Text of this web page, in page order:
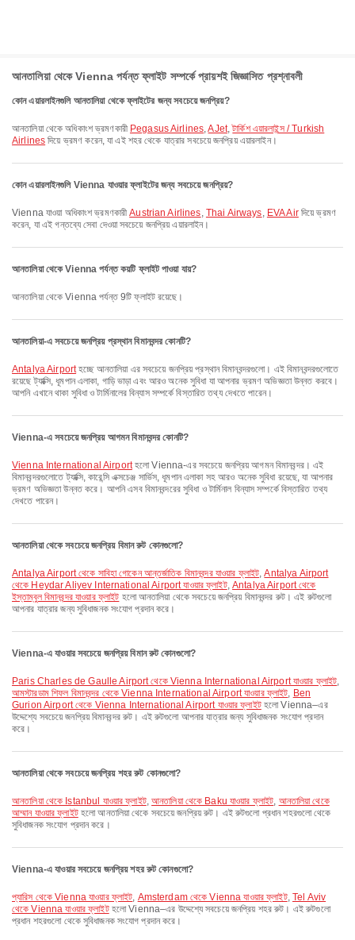
আনতালিয়া থেকে Vienna পর্যন্ত ফ্লাইট সম্পর্কে প্রায়শই জিজ্ঞাসিত প্রশ্নাবলী
কোন এয়ারলাইনগুলি আনতালিয়া থেকে ফ্লাইটের জন্য সবচেয়ে জনপ্রিয়?
আনতালিয়া থেকে অধিকাংশ ভ্রমণকারী Pegasus Airlines,AJet,টার্কিশ এয়ারলাইন্স / Turkish
Airlines দিয়ে ভ্রমণ করেন, যা এই শহর থেকে যাত্রার সবচেয়ে জনপ্রিয় এয়ারলাইন।
কোন এয়ারলাইনগুলি Vienna যাওয়ার ফ্লাইটের জন্য সবচেয়ে জনপ্রিয়?
Vienna যাওয়া অধিকাংশ ভ্রমণকারীAustrian Airlines, Thai Airways, EVA Airদিয়ে ভ্রমণ
করেন, যা এই গন্তব্যে সেবা দেওয়া সবচেয়ে জনপ্রিয় এয়ারলাইন।
আনতালিয়া থেকে Vienna পর্যন্ত কয়টি ফ্লাইট পাওয়া যায়?
আনতালিয়া থেকে Vienna পর্যন্ত 9টি ফ্লাইট রয়েছে।
আনতালিয়া-এ সবচেয়ে জনপ্রিয় প্রস্থান বিমানবন্দর কোনটি?
Antalya Airportহচ্ছে আনতালিয়া এর সবচেয়ে জনপ্রিয় প্রস্থান বিমানবন্দরগুলো। এই বিমানবন্দরগুলোতে
রয়েছে ট্যাক্সি, ধূমপান এলাকা, গাড়ি ভাড়া এবং আরও অনেক সুবিধা যা আপনার ভ্রমণ অভিজ্ঞতা উন্নত করবে।
আপনি এখানে থাকা সুবিধা ও টার্মিনালের বিন্যাস সম্পর্কে বিস্তারিত তথ্য দেখতে পারেন।
Vienna-এ সবচেয়ে জনপ্রিয় আগমন বিমানবন্দর কোনটি?
Vienna International Airportহলো Vienna-এর সবচেয়ে জনপ্রিয় আগমন বিমানবন্দর। এই
বিমানবন্দরগুলোতে ট্যাক্সি, কারেন্সি এক্সচেঞ্জ সার্ভিস, ধূমপান এলাকা সহ আরও অনেক সুবিধা রয়েছে, যা আপনার
ভ্রমণ অভিজ্ঞতা উন্নত করে। আপনি এসব বিমানবন্দরের সুবিধা ও টার্মিনাল বিন্যাস সম্পর্কে বিস্তারিত তথ্য
দেখতে পারেন।
আনতালিয়া থেকে সবচেয়ে জনপ্রিয় বিমান রুট কোনগুলো?
Antalya Airport থেকে সাবিহা গোকেন আন্তর্জাতিক বিমানবন্দর যাওয়ার ফ্লাইট,Antalya Airport
থেকে Heydar Aliyev International Airport যাওয়ার ফ্লাইট,Antalya Airport থেকে
ইস্তাম্বুল বিমানবন্দর যাওয়ার ফ্লাইট হলো আনতালিয়া থেকে সবচেয়ে জনপ্রিয় বিমানবন্দর রুট। এই রুটগুলো
আপনার যাত্রার জন্য সুবিধাজনক সংযোগ প্রদান করে।
Vienna-এ যাওয়ার সবচেয়ে জনপ্রিয় বিমান রুট কোনগুলো?
Paris Charles de Gaulle Airport থেকে Vienna International Airport যাওয়ার ফ্লাইট,
আমস্টারডাম শিফল বিমানবন্দর থেকে Vienna International Airport যাওয়ার ফ্লাইট, Ben
Gurion Airport থেকে Vienna International Airport যাওয়ার ফ্লাইটহলো Vienna–এর
উদ্দেশ্যে সবচেয়ে জনপ্রিয় বিমানবন্দর রুট। এই রুটগুলো আপনার যাত্রার জন্য সুবিধাজনক সংযোগ প্রদান
করে।
আনতালিয়া থেকে সবচেয়ে জনপ্রিয় শহর রুট কোনগুলো?
আনতালিয়া থেকে Istanbul যাওয়ার ফ্লাইট,আনতালিয়া থেকে Baku যাওয়ার ফ্লাইট, আনতালিয়া থেকে
আম্মান যাওয়ার ফ্লাইটহলো আনতালিয়া থেকে সবচেয়ে জনপ্রিয় রুট। এই রুটগুলো প্রধান শহরগুলো থেকে
সুবিধাজনক সংযোগ প্রদান করে।
Vienna-এ যাওয়ার সবচেয়ে জনপ্রিয় শহর রুট কোনগুলো?
প্যারিস থেকে Vienna যাওয়ার ফ্লাইট, Amsterdam থেকে Vienna যাওয়ার ফ্লাইট, Tel Aviv
থেকে Vienna যাওয়ার ফ্লাইটহলো Vienna–এর উদ্দেশ্যে সবচেয়ে জনপ্রিয় শহর রুট। এই রুটগুলো
প্রধান শহরগুলো থেকে সুবিধাজনক সংযোগ প্রদান করে।